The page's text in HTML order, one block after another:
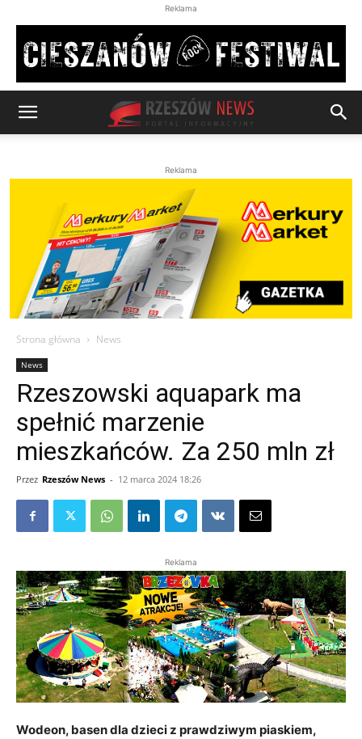
Reklama
Reklama
Strona główna News
News
Rzeszowski aquapark ma
spełnić marzenie
mieszkańców. Za 250 mln zł
Przez Rzeszów News - 12 marca 2024 18:26
Reklama
Wodeon, basen dla dzieci z prawdziwym piaskiem,